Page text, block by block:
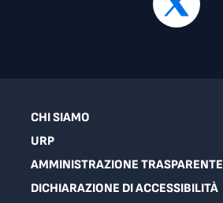
CHI SIAMO
URP
AMMINISTRAZIONE TRASPARENTE
DICHIARAZIONE DI ACCESSIBILITÀ